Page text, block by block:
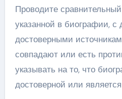
Проводите
указанной в биографии, с
достоверными
совпадают или есть
указывать на то, что
достоверной или